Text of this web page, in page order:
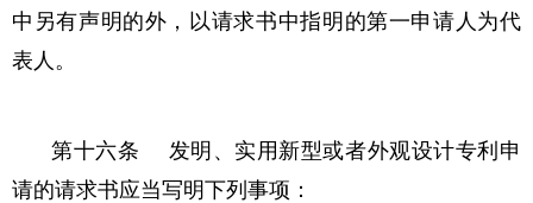
中另有声明的外，以请求书中指明的第一申请人为代
表人。
第十六条 发明、实用新型或者外观设计专利申
请的请求书应当写明下列事项：